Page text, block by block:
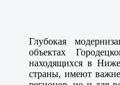
Глубокая
объектах
находящихся в
страны, имеют